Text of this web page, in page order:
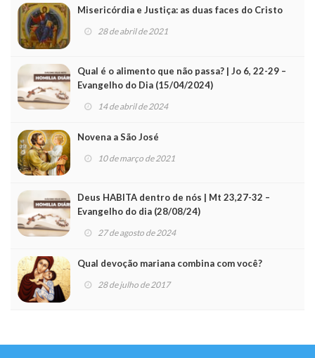
Misericórdia e Justiça: as duas faces do Cristo
28 de abril de 2021
Qual é o alimento que não passa? | Jo 6, 22-29 –
Evangelho do Dia (15/04/2024)
14 de abril de 2024
Novena a São José
10 de março de 2021
Deus HABITA dentro de nós | Mt 23,27-32 –
Evangelho do dia (28/08/24)
27 de agosto de 2024
Qual devoção mariana combina com você?
28 de julho de 2017